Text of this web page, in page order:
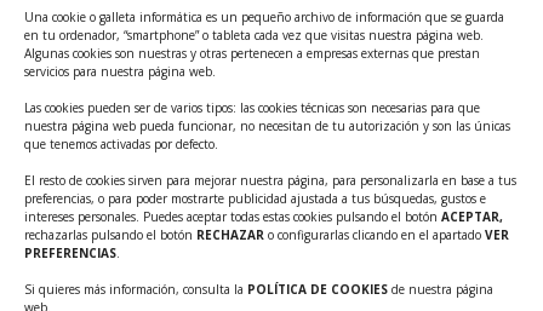
Una cookie o galleta informática es un pequeño archivo de información que se guarda
en tu ordenador, “smartphone” o tableta cada vez que visitas nuestra página web.
Algunas cookies son nuestras y otras pertenecen a empresas externas que prestan
servicios para nuestra página web.
Las cookies pueden ser de varios tipos: las cookies técnicas son necesarias para que
nuestra página web pueda funcionar, no necesitan de tu autorización y son las únicas
que tenemos activadas por defecto.
El resto de cookies sirven para mejorar nuestra página, para personalizarla en base a tus
preferencias, o para poder mostrarte publicidad ajustada a tus búsquedas, gustos e
intereses personales. Puedes aceptar todas estas cookies pulsando el botón ACEPTAR,
rechazarlas pulsando el botón RECHAZAR o configurarlas clicando en el apartado VER
PREFERENCIAS.
Si quieres más información, consulta la POLÍTICA DE COOKIES de nuestra página
web.
Ayudas INFO para el apoyo a las empresas
innovadoras con potencial tecnológico y escalables
Convocatoria Cheque de Innovación. Ayudas INFO
para la contratación de servicios de Innovación y
Competitividad
Cheque Inversión del INFO. Ayudas para la
contratación de servicios de Innovación y
Competitividad para apoyar rondas de financiación.
Inscripciones abiertas!!